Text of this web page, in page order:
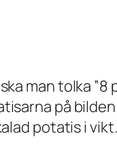
man tolka
på
potatis i